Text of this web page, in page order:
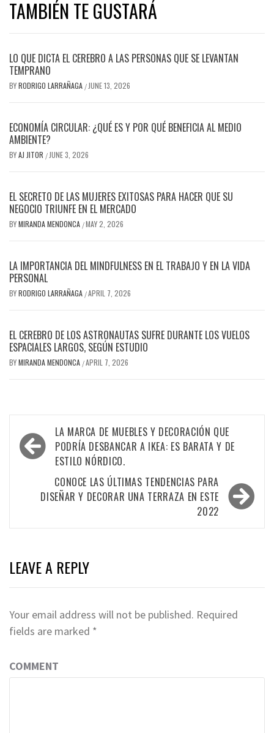
TAMBIÉN TE GUSTARÁ
LO QUE DICTA EL CEREBRO A LAS PERSONAS QUE SE LEVANTAN
TEMPRANO
BYRODRIGO LARRAÑAGA / JUNE 13, 2026
ECONOMÍA CIRCULAR: ¿QUÉ ES Y POR QUÉ BENEFICIA AL MEDIO
AMBIENTE?
BYAJ JITOR / JUNE 3, 2026
EL SECRETO DE LAS MUJERES EXITOSAS PARA HACER QUE SU
NEGOCIO TRIUNFE EN EL MERCADO
BYMIRANDA MENDONCA /MAY 2, 2026
LA IMPORTANCIA DEL MINDFULNESS EN EL TRABAJO Y EN LA VIDA
PERSONAL
BYRODRIGO LARRAÑAGA /APRIL 7, 2026
EL CEREBRO DE LOS ASTRONAUTAS SUFRE DURANTE LOS VUELOS
ESPACIALES LARGOS, SEGÚN ESTUDIO
BYMIRANDA MENDONCA /APRIL 7, 2026
Post
navigation
LA MARCA DE MUEBLES Y DECORACIÓN QUE
PODRÍA DESBANCAR A IKEA: ES BARATA Y DE
ESTILO NÓRDICO.
CONOCE LAS ÚLTIMAS TENDENCIAS PARA
DISEÑAR Y DECORAR UNA TERRAZA EN ESTE
2022
LEAVE A REPLY
Your email address will not be published. Required
fields are marked *
COMMENT